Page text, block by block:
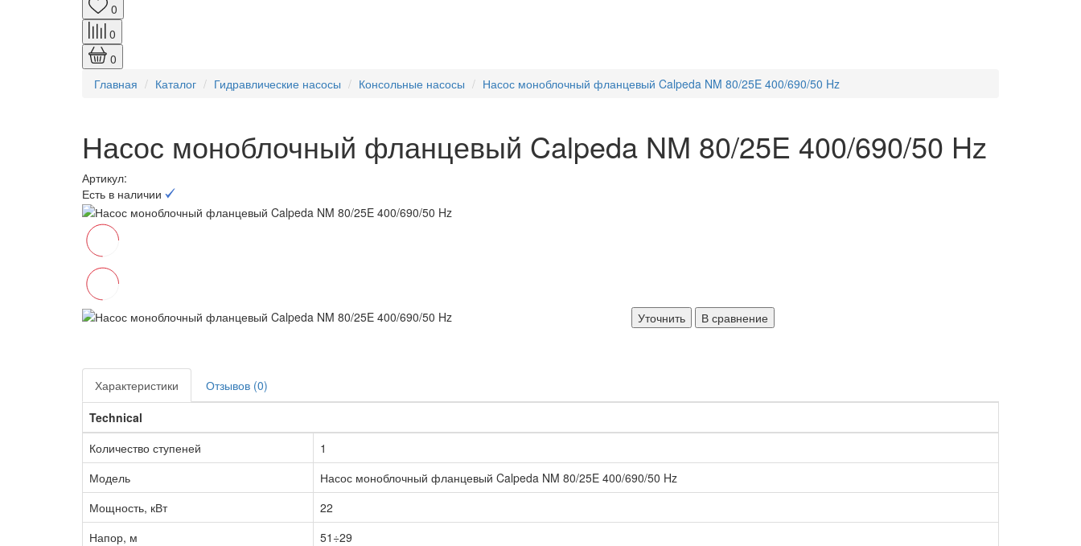
0
0
0
Главная
Каталог Гидравлические насосы Консольные насосы Насос моноблочный фланцевый Calpeda NM 80/25E 400/690/50 Hz
Насос моноблочный фланцевый Calpeda NM 80/25E 400/690/50 Hz
Артикул:
Есть в наличии
Уточнить В сравнение
Характеристики
Отзывов (0)
Technical
Количество ступеней
1
Модель
Насос моноблочный фланцевый Calpeda NM 80/25E 400/690/50 Hz
Мощность, кВт
22
Напор, м
51÷29